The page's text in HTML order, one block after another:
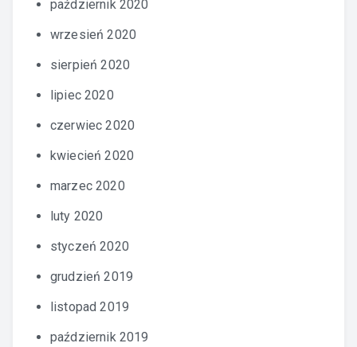
październik 2020
wrzesień 2020
sierpień 2020
lipiec 2020
czerwiec 2020
kwiecień 2020
marzec 2020
luty 2020
styczeń 2020
grudzień 2019
listopad 2019
październik 2019